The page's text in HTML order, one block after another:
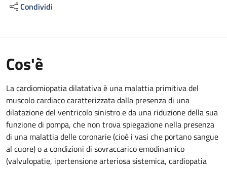
Condividi
Cos'è
La cardiomiopatia dilatativa è una malattia primitiva del
muscolo cardiaco caratterizzata dalla presenza di una
dilatazione del ventricolo sinistro e da una riduzione della sua
funzione di pompa, che non trova spiegazione nella presenza
di una malattia delle coronarie (cioè i vasi che portano sangue
al cuore) o a condizioni di sovraccarico emodinamico
(valvulopatie, ipertensione arteriosa sistemica, cardiopatia